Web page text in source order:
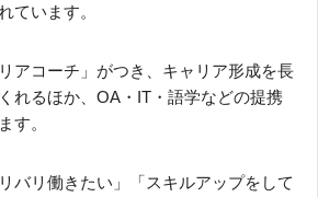
ています。
アコーチ」がつき、キャリア形成を長
れるほか、OA・IT・語学などの提携
す。
バリ働きたい」「スキルアップをして